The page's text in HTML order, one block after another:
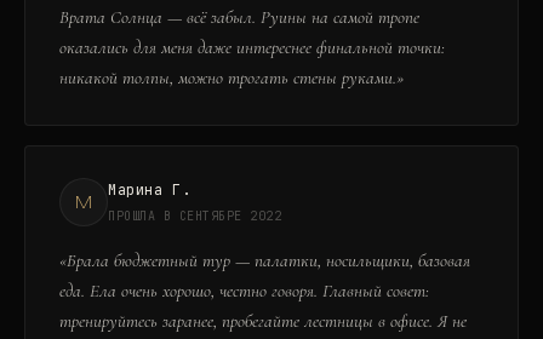
Врата Солнца — всё забыл. Руины на самой тропе
оказались для меня даже интереснее финальной точки:
никакой толпы, можно трогать стены руками.»
М
Марина Г.
ПРОШЛА В СЕНТЯБРЕ 2022
«Брала бюджетный тур — палатки, носильщики, базовая
еда. Ела очень хорошо, честно говоря. Главный совет:
тренируйтесь заранее, пробегайте лестницы в офисе. Я не